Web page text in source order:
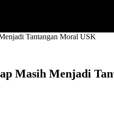
Tantangan Moral USK
Masih Menjadi